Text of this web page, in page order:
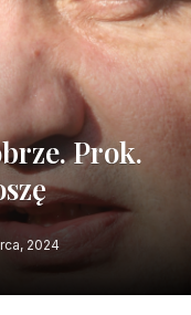
Prok.
2024